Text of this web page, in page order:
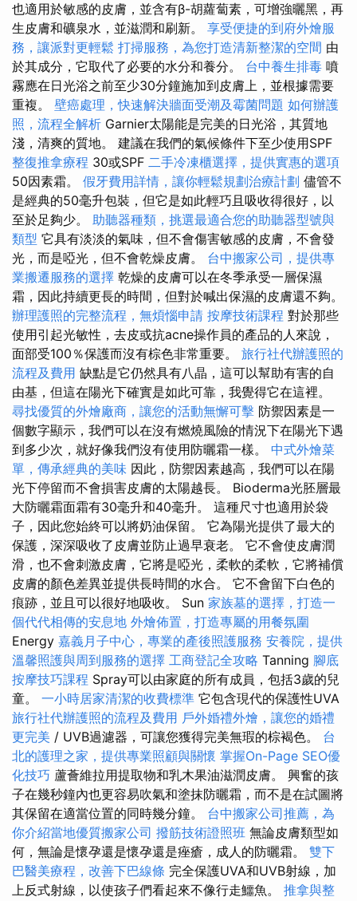
也適用於敏感的皮膚，並含有β-胡蘿蔔素，可增強曬黑，再
生皮膚和礦泉水，並滋潤和刷新。 享受便捷的到府外燴服
務，讓派對更輕鬆 打掃服務，為您打造清新整潔的空間 由
於其成分，它取代了必要的水分和養分。 台中養生排毒 噴
霧應在日光浴之前至少30分鐘施加到皮膚上，並根據需要
重複。 壁癌處理，快速解決牆面受潮及霉菌問題 如何辦護
照，流程全解析 Garnier太陽能是完美的日光浴，其質地
淺，清爽的質地。 建議在我們的氣候條件下至少使用SPF
整復推拿療程 30或SPF 二手冷凍櫃選擇，提供實惠的選項
50因素霜。 假牙費用詳情，讓你輕鬆規劃治療計劃 儘管不
是經典的50毫升包裝，但它是如此輕巧且吸收得很好，以
至於足夠少。 助聽器種類，挑選最適合您的助聽器型號與
類型 它具有淡淡的氣味，但不會傷害敏感的皮膚，不會發
光，而是啞光，但不會乾燥皮膚。 台中搬家公司，提供專
業搬遷服務的選擇 乾燥的皮膚可以在冬季承受一層保濕
霜，因此持續更長的時間，但對於喊出保濕的皮膚還不夠。
辦理護照的完整流程，無煩惱申請 按摩技術課程 對於那些
使用引起光敏性，去皮或抗acne操作員的產品的人來說，
面部受100％保護而沒有棕色非常重要。 旅行社代辦護照的
流程及費用 缺點是它仍然具有八晶，這可以幫助有害的自
由基，但這在陽光下確實是如此可靠，我覺得它在這裡。
尋找優質的外燴廠商，讓您的活動無懈可擊 防禦因素是一
個數字顯示，我們可以在沒有燃燒風險的情況下在陽光下遇
到多少次，就好像我們沒有使用防曬霜一樣。 中式外燴菜
單，傳承經典的美味 因此，防禦因素越高，我們可以在陽
光下停留而不會損害皮膚的太陽越長。 Bioderma光胚層最
大防曬霜面霜有30毫升和40毫升。 這種尺寸也適用於袋
子，因此您始終可以將奶油保留。 它為陽光提供了最大的
保護，深深吸收了皮膚並防止過早衰老。 它不會使皮膚潤
滑，也不會刺激皮膚，它將是啞光，柔軟的柔軟，它將補​​償
皮膚的顏色差異並提供長時間的水合。 它不會留下白色的
痕跡，並且可以很好地吸收。 Sun 家族墓的選擇，打造一
個代代相傳的安息地 外燴佈置，打造專屬的用餐氛圍
Energy 嘉義月子中心，專業的產後照護服務 安養院，提供
溫馨照護與周到服務的選擇 工商登記全攻略 Tanning 腳底
按摩技巧課程 Spray可以由家庭的所有成員，包括3歲的兒
童。 一小時居家清潔的收費標準 它包含現代的保護性UVA
旅行社代辦護照的流程及費用 戶外婚禮外燴，讓您的婚禮
更完美 / UVB過濾器，可讓您獲得完美無瑕的棕褐色。 台
北的護理之家，提供專業照顧與關懷 掌握On-Page SEO優
化技巧 蘆薈維拉用提取物和乳木果油滋潤皮膚。 興奮的孩
子在幾秒鐘內也更容易吹氣和塗抹防曬霜，而不是在試圖將
其保留在適當位置的同時幾分鐘。 台中搬家公司推薦，為
你介紹當地優質搬家公司 撥筋技術證照班 無論皮膚類型如
何，無論是懷孕還是懷孕還是痤瘡，成人的防曬霜。 雙下
巴醫美療程，改善下巴線條 完全保護UVA和UVB射線，加
上反式射線，以使孩子們看起來不像行走鱷魚。 推拿與整